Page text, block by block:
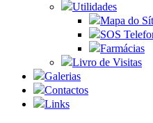
Utilidades
Mapa do
SOS
Farmácias
Livro de Visitas
Galerias
Contactos
Links